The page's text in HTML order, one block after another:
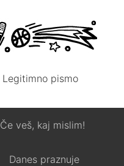
Legitimno pismo
Če veš, kaj mislim!
Danes praznuje